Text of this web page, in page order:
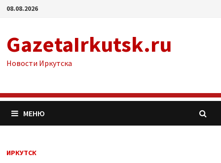
Перейти
08.08.2026
GazetaIrkutsk.ru
Новости Иркутска
МЕНЮ
ИРКУТСК